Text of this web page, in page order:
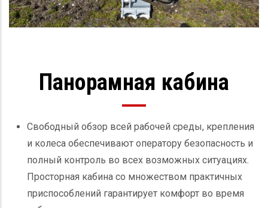
Панорамная кабина
Свободный обзор всей рабочей среды, крепления
и колеса обеспечивают оператору безопасность и
полный контроль во всех возможных ситуациях.
Просторная кабина со множеством практичных
приспособлений гарантирует комфорт во время